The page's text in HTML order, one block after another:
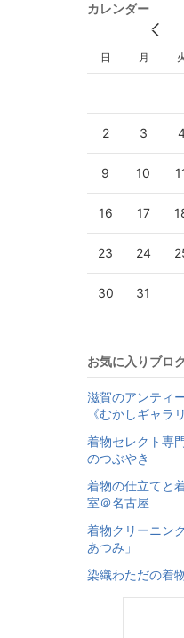
カレンダー
日 月
2 3
9 10
16 17
23 24
30 31
お気に入りブロ
滋賀のアンティ
《むかしギャラ
着物セレクト
のつぶやき
着物の仕立てと
室＠名古屋
着物クリーニン
あつみ」
染織わただの着